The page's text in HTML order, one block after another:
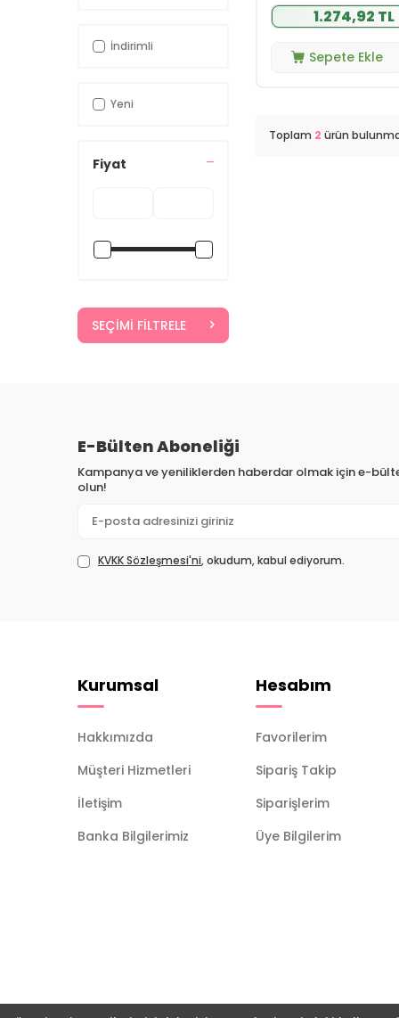
Ürünler
İndirimli
Yeni
Fiyat
SEÇIMI FILTRELE
1.274,92 TL
Sepete Ekle
Toplam 2 ürün
E-Bülten Aboneliği
Kampanya ve yeniliklerden haberdar olmak için e-
olun!
KVKK Sözleşmesi'ni, okudum, kabul ediyorum.
Kurumsal
Hakkımızda
Müşteri Hizmetleri
İletişim
Banka Bilgilerimiz
Hesabım
Favorilerim
Sipariş Takip
Siparişlerim
Üye Bilgilerim